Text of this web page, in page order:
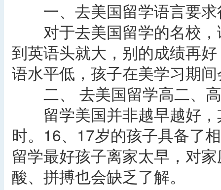
一、去美国留学语言要求
对于去美国留学的名校，
到英语头就大，别的成绩再
语水平低，孩子在美学习期
二、 去美国留学高二、高
留学美国并非越早越好，
时。16、17岁的孩子具备了
留学最好孩子离家太早，对
酸、拼搏也会缺乏了解。